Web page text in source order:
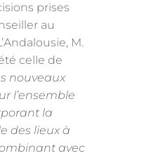
prises
au
M.
celle de
nouveaux
l’ensemble
la
des lieux à
avec